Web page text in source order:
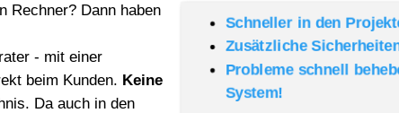
Schneller in den
Zusätzliche
Probleme schnell
System!
Rechner? Dann haben
- mit einer
beim Kunden. Keine
Da auch in den